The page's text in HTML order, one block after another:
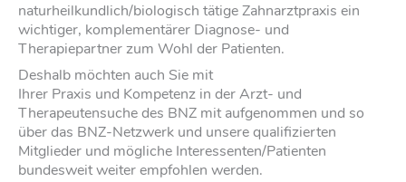
naturheilkundlich/biologisch tätige Zahnarztpraxis ein
wichtiger, komplementärer Diagnose- und
Therapiepartner zum Wohl der Patienten.
Deshalb möchten auch Sie mit
Ihrer Praxis und Kompetenz in der Arzt- und
Therapeutensuche des BNZ mit aufgenommen und so
über das BNZ-Netzwerk und unsere qualifizierten
Mitglieder und mögliche Interessenten/Patienten
bundesweit weiter empfohlen werden.